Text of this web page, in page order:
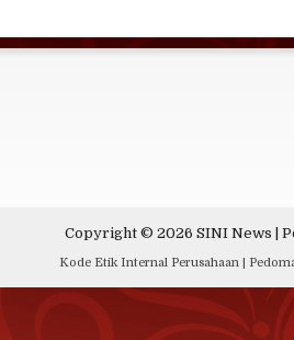
Copyright © 2026 SINI News |
Kode Etik Internal Perusahaan|